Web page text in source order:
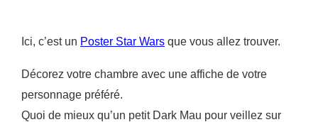
Ici, c’est un Poster Star Wars que vous allez trouver.
Décorez votre chambre avec une affiche de votre
personnage préféré.
Quoi de mieux qu’un petit Dark Mau pour veillez sur